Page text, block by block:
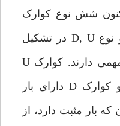
کنون شش نوع کوارک
شناسایی شده است که دو نوع D, U در تشکیل
مواد پایدار معمولی نقش مهمی دارند. کوارک U
دارای بار الکتریکی ۲/۳+ و کوارک D دارای بار
که بار مثبت دارد، از